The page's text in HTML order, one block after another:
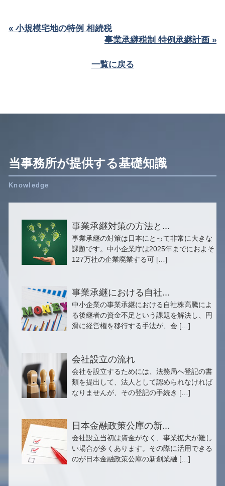
« 小規模宅地の特例 相続税
事業承継税制 特例承継計画 »
一覧に戻る
当事務所が提供する基礎知識
事業承継対策の方法と...
事業承継の対策は日本にとって非常に大きな
課題です。中小企業庁は2025年までにおよそ
127万社の企業廃業する可 […]
事業承継における自社...
中小企業の事業承継における自社株高騰によ
る後継者の資金不足という課題を解決し、円
滑に経営権を移行する手法が、会 […]
会社設立の流れ
会社を設立するためには、法務局へ登記の書
類を提出して、法人として認められなければ
なりませんが、その登記の手続き […]
日本金融政策公庫の新...
会社設立当初は資金がなく、事業拡大が難し
い場合が多くあります。その際に活用できる
のが日本金融政策公庫の新創業融 […]